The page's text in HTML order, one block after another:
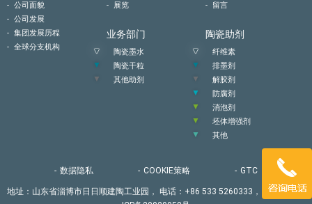
公司面貌
公司发展
集团发展历程
全球分支机构
展览
留言
业务部门
陶瓷墨水
陶瓷干粒
其他助剂
陶瓷助剂
纤维素
排墨剂
解胶剂
防腐剂
消泡剂
坯体增强剂
其他
数据隐私 COOKIE策略 GTC
地址：山东省淄博市日日顺建陶工业园， 电话：+86 533 5260333，
备案号：鲁